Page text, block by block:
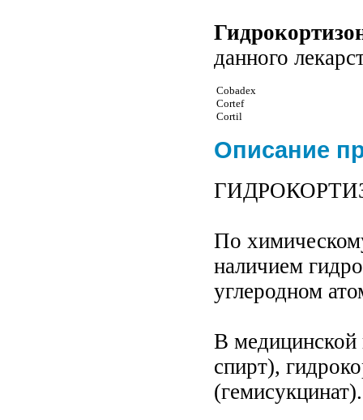
данного
Cobadex
Cortef
Cortil
Описание
По
наличием
углеродном
В медицинской
спирт),
(гемисукцинат).